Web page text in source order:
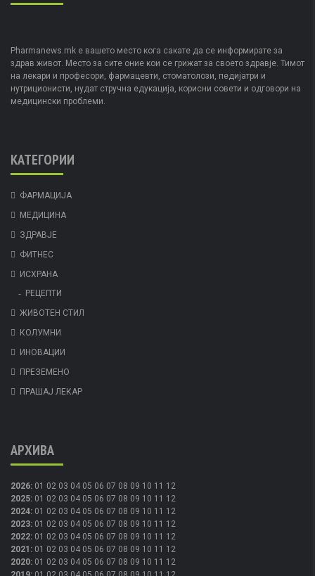
Pharmanews.mk е вашето место кога сакате да се информирате за
здрав живот. Место за сите оние кои се грижат за своето здравје. Тимот
на лекари и професори, фармацевти, стоматолози, педијатри и
нутриционисти, нудат стручна едукација, корисни совети и одговори на
медицински проблеми.
КАТЕГОРИИ
ФАРМАЦИЈА
МЕДИЦИНА
ЗДРАВЈЕ
ФИТНЕС
ИСХРАНА
РЕЦЕПТИ
ЖИВОТЕН СТИЛ
КОЛУМНИ
ИНОВАЦИИ
ПРЕЗЕМЕНО
ПРАШАЈ ЛЕКАР
АРХИВА
2026: 01 02 03 04 05 06 07 08 09 10 11 12
2025: 01 02 03 04 05 06 07 08 09 10 11 12
2024: 01 02 03 04 05 06 07 08 09 10 11 12
2023: 01 02 03 04 05 06 07 08 09 10 11 12
2022: 01 02 03 04 05 06 07 08 09 10 11 12
2021 : 01 02 03 04 05 06 07 08 09 10 11 12
2020: 01 02 03 04 05 06 07 08 09 10 11 12